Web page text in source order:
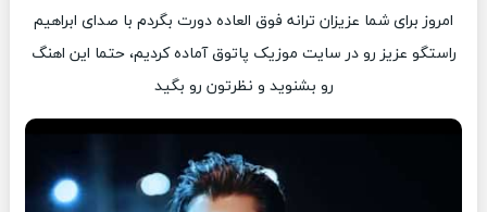
امروز برای شما عزیزان ترانه فوق العاده دورت بگردم با صدای ابراهیم
راستگو عزیز رو در سایت موزیک پاتوق آماده کردیم، حتما این اهنگ
رو بشنوید و نظرتون رو بگید